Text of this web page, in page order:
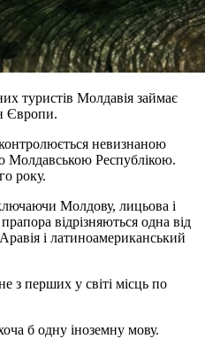
туристів Молдавія займає
Європи.
невизнаною
Молдавською Республікою.
року.
Молдову, лицьова і
відрізняються одна від
і латиноамериканський
з перших у світі місць по
б одну іноземну мову.